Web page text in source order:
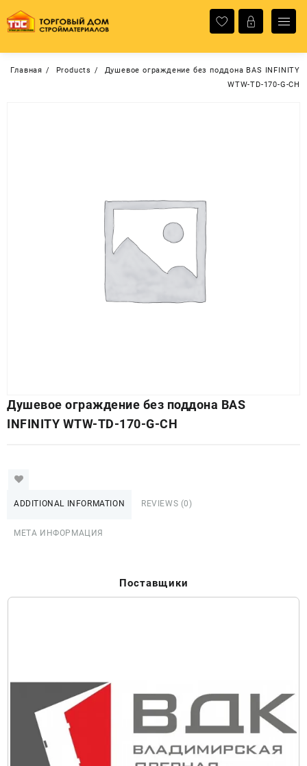
содержимому
Главная Products
Душевое ограждение без поддона BAS INFINITY
WTW-TD-170-G-CH
Душевое ограждение без поддона BAS
INFINITY WTW-TD-170-G-CH
ADDITIONAL INFORMATION REVIEWS (0)
МЕТА ИНФОРМАЦИЯ
Поставщики